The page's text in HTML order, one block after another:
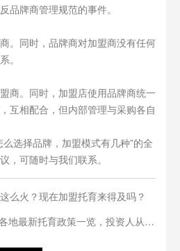
品牌商管理规范的事件。
。同时，品牌商对加盟商没有任何
。
商。同时，加盟店使用品牌商统一
互相配合，但内部管理与采购各自
选择品牌，加盟模式有几种”的全
，可随时与我们联系。
么火？现在加盟托育来得及吗？
地最新托育政策一览，投资人从业